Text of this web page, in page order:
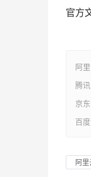
官方
阿
腾
京
百
阿